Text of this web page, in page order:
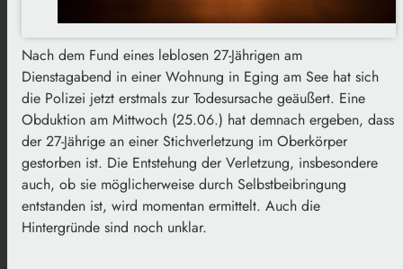
Nach dem Fund eines leblosen 27-Jährigen am
Dienstagabend in einer Wohnung in Eging am See hat sich
die Polizei jetzt erstmals zur Todesursache geäußert. Eine
Obduktion am Mittwoch (25.06.) hat demnach ergeben, dass
der 27-Jährige an einer Stichverletzung im Oberkörper
gestorben ist. Die Entstehung der Verletzung, insbesondere
auch, ob sie möglicherweise durch Selbstbeibringung
entstanden ist, wird momentan ermittelt. Auch die
Hintergründe sind noch unklar.